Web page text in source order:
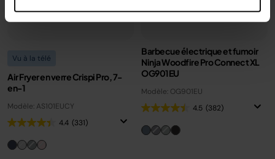
Vu à la télé
Air Fryer en verre Crispi Pro, 7-
en-1
Modèle: AS101EUCY
4.4 (331)
Barbecue électrique et fumoir
Ninja Woodfire Pro Connect XL
OG901EU
Modèle: OG901EU
4.5 (382)